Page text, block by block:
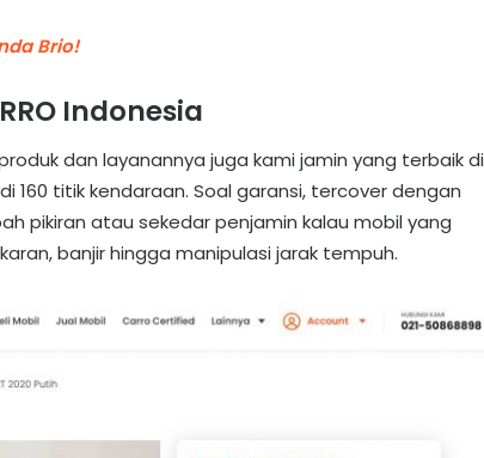
Brio!
Indonesia
dan layanannya juga kami jamin yang terbaik di
160 titik kendaraan. Soal garansi, tercover dengan
pikiran atau sekedar penjamin kalau mobil yang
banjir hingga manipulasi jarak tempuh.